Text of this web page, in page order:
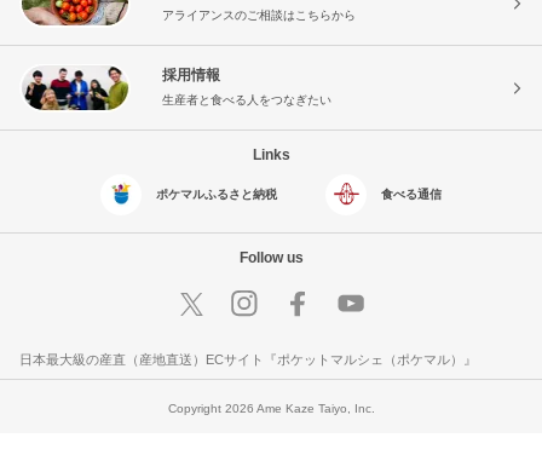
アライアンスのご相談はこちらから
採用情報
生産者と食べる人をつなぎたい
Links
ポケマルふるさと納税 食べる通信
Follow us
日本最大級の産直（産地直送）ECサイト『ポケットマルシェ（ポケマル）』
Copyright 2026 Ame Kaze Taiyo, Inc.